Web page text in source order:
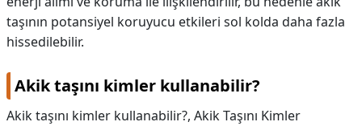
taşının potansiyel koruyucu etkileri sol kolda daha fazla
hissedilebilir.
Akik taşını kimler kullanabilir?
Akik taşını kimler kullanabilir?, Akik Taşını Kimler